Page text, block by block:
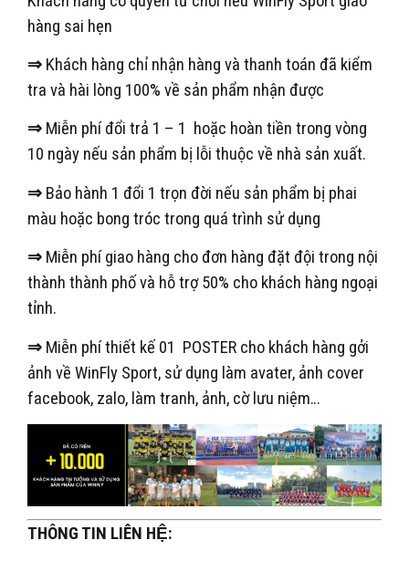
hàng sai hẹn
⇒ Khách hàng chỉ nhận hàng và thanh toán đã kiểm
tra và hài lòng 100% về sản phẩm nhận được
⇒ Miễn phí đổi trả 1 – 1 hoặc hoàn tiền trong vòng
10 ngày nếu sản phẩm bị lỗi thuộc về nhà sản xuất.
⇒ Bảo hành 1 đổi 1 trọn đời nếu sản phẩm bị phai
màu hoặc bong tróc trong quá trình sử dụng
⇒ Miễn phí giao hàng cho đơn hàng đặt đội trong nội
thành thành phố và hỗ trợ 50% cho khách hàng ngoại
tỉnh.
⇒ Miễn phí thiết kế 01 POSTER cho khách hàng gởi
ảnh về WinFly Sport, sử dụng làm avater, ảnh cover
facebook, zalo, làm tranh, ảnh, cờ lưu niệm…
THÔNG TIN LIÊN HỆ: